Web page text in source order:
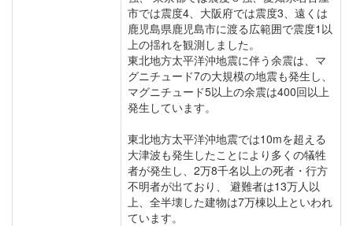
市では震度4、大阪府では震度3、遠くは
鹿児島県鹿児島市に渡る広範囲で震度1以
上の揺れを観測しました。
東北地方太平洋沖地震に伴う余震は、マ
グニチュード7の大規模の地震も発生し、
マグニチュード5以上の余震は400回以上
発生しています。
東北地方太平洋沖地震では10mを超える
大津波も発生したことにより多くの犠牲
者が発生し、2万8千名以上の死者・行方
不明者が出ており、 避難者は13万人以
上、全半壊した建物は7万棟以上といわれ
ています。